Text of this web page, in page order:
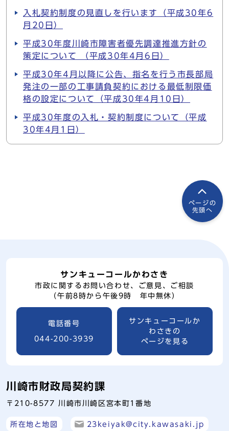
入札契約制度の見直しを行います（平成30年6
月20日）
平成30年度川崎市障害者優先調達推進方針の
策定について （平成30年4月6日）
平成30年4月以降に公告、指名を行う市長部局
発注の一部の工事請負契約における最低制限価
格の設定について（平成30年4月10日）
平成30年度の入札・契約制度について（平成
30年4月1日）
ページの
先頭へ
サンキューコールかわさき
市政に関するお問い合わせ、ご意見、ご相談
（午前8時から午後9時 年中無休）
電話番号
044-200-3939
サンキューコールか
わさきの
ページを見る
川崎市財政局契約課
〒210-8577 川崎市川崎区宮本町1番地
所在地と地図 23keiyak@city.kawasaki.jp